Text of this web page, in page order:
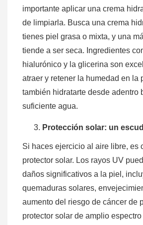
importante aplicar una crema
de limpiarla. Busca una crema
tienes piel grasa o mixta, y una
tiende a ser seca. Ingredientes
hialurónico y la glicerina son
atraer y retener la humedad en la
también hidratarte desde adentro
suficiente agua.
Protección solar: un
Si haces ejercicio al aire libre, es
protector solar. Los rayos UV
daños significativos a la piel,
quemaduras solares,
aumento del riesgo de cáncer de
protector solar de amplio